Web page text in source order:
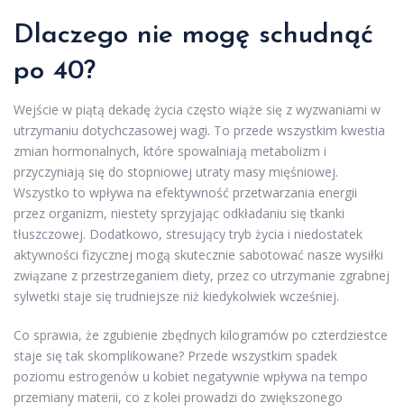
Dlaczego nie mogę schudnąć
po 40?
Wejście w piątą dekadę życia często wiąże się z wyzwaniami w
utrzymaniu dotychczasowej wagi. To przede wszystkim kwestia
zmian hormonalnych, które spowalniają metabolizm i
przyczyniają się do stopniowej utraty masy mięśniowej.
Wszystko to wpływa na efektywność przetwarzania energii
przez organizm, niestety sprzyjając odkładaniu się tkanki
tłuszczowej. Dodatkowo, stresujący tryb życia i niedostatek
aktywności fizycznej mogą skutecznie sabotować nasze wysiłki
związane z przestrzeganiem diety, przez co utrzymanie zgrabnej
sylwetki staje się trudniejsze niż kiedykolwiek wcześniej.
Co sprawia, że zgubienie zbędnych kilogramów po czterdziestce
staje się tak skomplikowane? Przede wszystkim spadek
poziomu estrogenów u kobiet negatywnie wpływa na tempo
przemiany materii, co z kolei prowadzi do zwiększonego